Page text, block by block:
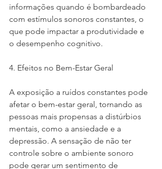
informações quando é bombardeado
com estímulos sonoros constantes, o
que pode impactar a produtividade e
o desempenho cognitivo.
4. Efeitos no Bem-Estar Geral
A exposição a ruídos constantes pode
afetar o bem-estar geral, tornando as
pessoas mais propensas a distúrbios
mentais, como a ansiedade e a
depressão. A sensação de não ter
controle sobre o ambiente sonoro
pode gerar um sentimento de